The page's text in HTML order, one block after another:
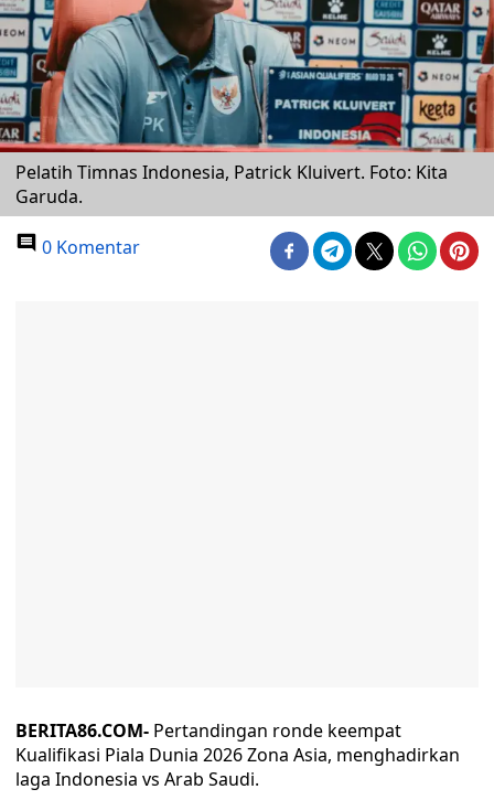
Pelatih Timnas Indonesia, Patrick Kluivert. Foto: Kita
Garuda.
0 Komentar
BERITA86.COM- Pertandingan ronde keempat
Kualifikasi Piala Dunia 2026 Zona Asia, menghadirkan
laga Indonesia vs Arab Saudi.